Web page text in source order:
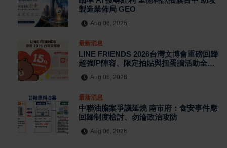
製造業佈局 GEO
Aug 06, 2026
最新消息
LINE FRIENDS 2026台灣文博會重磅回歸
超強IP陣容、限定拍貼與扭蛋牆活動全公
Aug 06, 2026
最新消息
中聯油脂案爭議延燒 南市府：食安事件應
回歸制度檢討、勿淪政治攻防
Aug 06, 2026